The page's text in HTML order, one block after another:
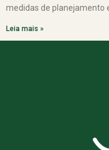
medidas de planejamento
Leia mais »